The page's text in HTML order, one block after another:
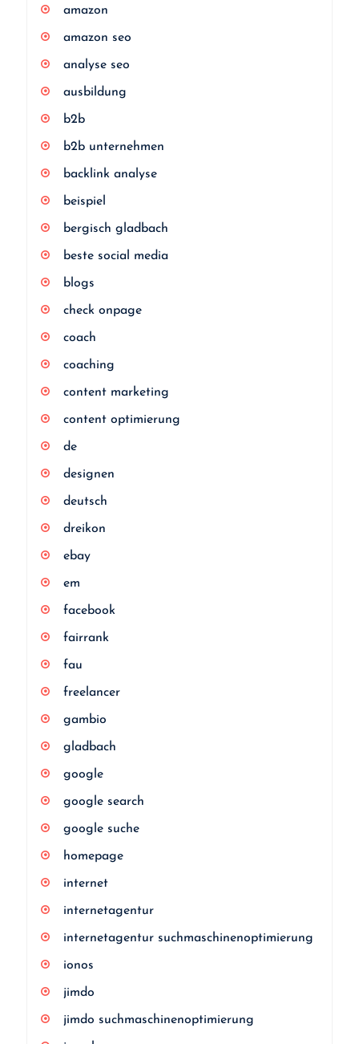
amazon
amazon seo
analyse seo
ausbildung
b2b
b2b unternehmen
backlink analyse
beispiel
bergisch gladbach
beste social media
blogs
check onpage
coach
coaching
content marketing
content optimierung
de
designen
deutsch
dreikon
ebay
em
facebook
fairrank
fau
freelancer
gambio
gladbach
google
google search
google suche
homepage
internet
internetagentur
internetagentur suchmaschinenoptimierung
ionos
jimdo
jimdo suchmaschinenoptimierung